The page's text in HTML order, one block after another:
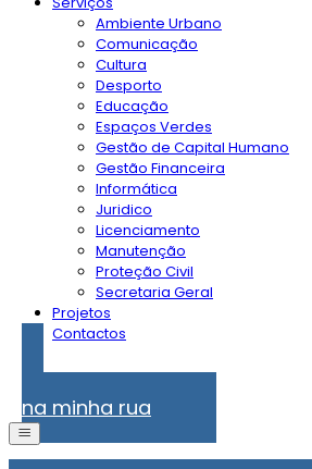
Ambiente Urbano
Comunicação
Cultura
Desporto
Educação
Espaços Verdes
Gestão de Capital Humano
Gestão Financeira
Informática
Juridico
Licenciamento
Manutenção
Proteção Civil
Secretaria Geral
Projetos
Contactos
na minha rua